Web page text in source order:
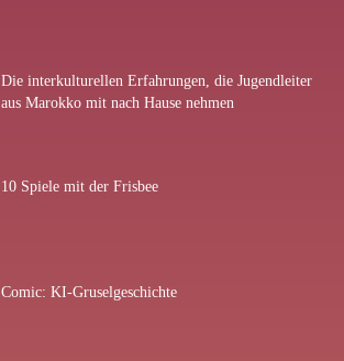
Die interkulturellen Erfahrungen, die Jugendleiter
aus Marokko mit nach Hause nehmen
10 Spiele mit der Frisbee
Comic: KI-Gruselgeschichte